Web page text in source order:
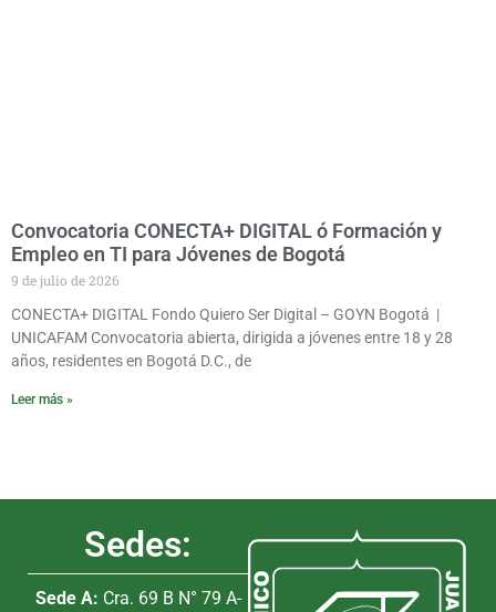
Convocatoria CONECTA+ DIGITAL ó Formación y
Empleo en TI para Jóvenes de Bogotá
9 de julio de 2026
CONECTA+ DIGITAL Fondo Quiero Ser Digital – GOYN Bogotá |
UNICAFAM Convocatoria abierta, dirigida a jóvenes entre 18 y 28
años, residentes en Bogotá D.C., de
Leer más »
Sedes:
Sede A: Cra. 69 B N° 79 A-